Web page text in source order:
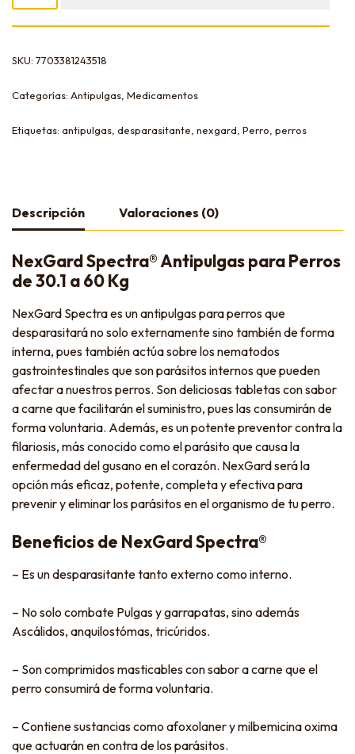
SKU: 7703381243518
Categorías: Antipulgas Medicamentos
Etiquetas: antipulgas desparasitante nexgard Perro perros
Descripción Valoraciones (0)
NexGard Spectra® Antipulgas para Perros
de 30.1 a 60 Kg
NexGard Spectra es un antipulgas para perros que
desparasitará no solo externamente sino también de forma
interna, pues también actúa sobre los nematodos
gastrointestinales que son parásitos internos que pueden
afectar a nuestros perros. Son deliciosas tabletas con sabor
a carne que facilitarán el suministro, pues las consumirán de
forma voluntaria. Además, es un potente preventor contra la
filariosis, más conocido como el parásito que causa la
enfermedad del gusano en el corazón. NexGard será la
opción más eficaz, potente, completa y efectiva para
prevenir y eliminar los parásitos en el organismo de tu perro.
Beneficios de NexGard Spectra®
– Es un desparasitante tanto externo como interno.
– No solo combate Pulgas y garrapatas, sino además
Ascálidos, anquilostómas, tricúridos.
– Son comprimidos masticables con sabor a carne que el
perro consumirá de forma voluntaria.
– Contiene sustancias como afoxolaner y milbemicina oxima
que actuarán en contra de los parásitos.